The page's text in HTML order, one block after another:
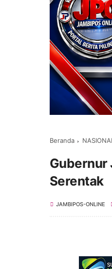
Beranda NASIONAL
Gubernur
Serentak
JAMBIPOS-ONLINE